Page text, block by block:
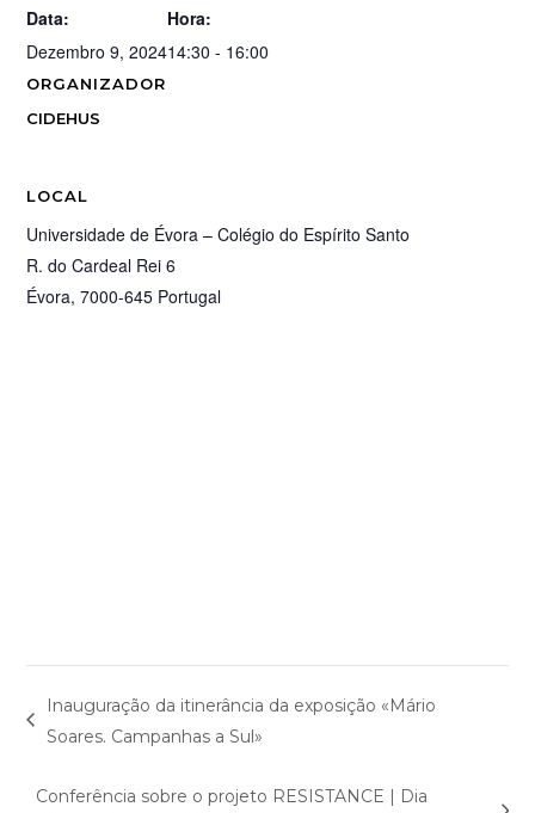
Data:
Dezembro 9, 2024
Hora:
14:30 - 16:00
ORGANIZADOR
CIDEHUS
LOCAL
Universidade de Évora – Colégio do Espírito Santo
R. do Cardeal Rei 6
Évora, 7000-645 Portugal
Inauguração da itinerância da exposição «Mário
Soares. Campanhas a Sul»
Conferência sobre o projeto RESISTANCE | Dia